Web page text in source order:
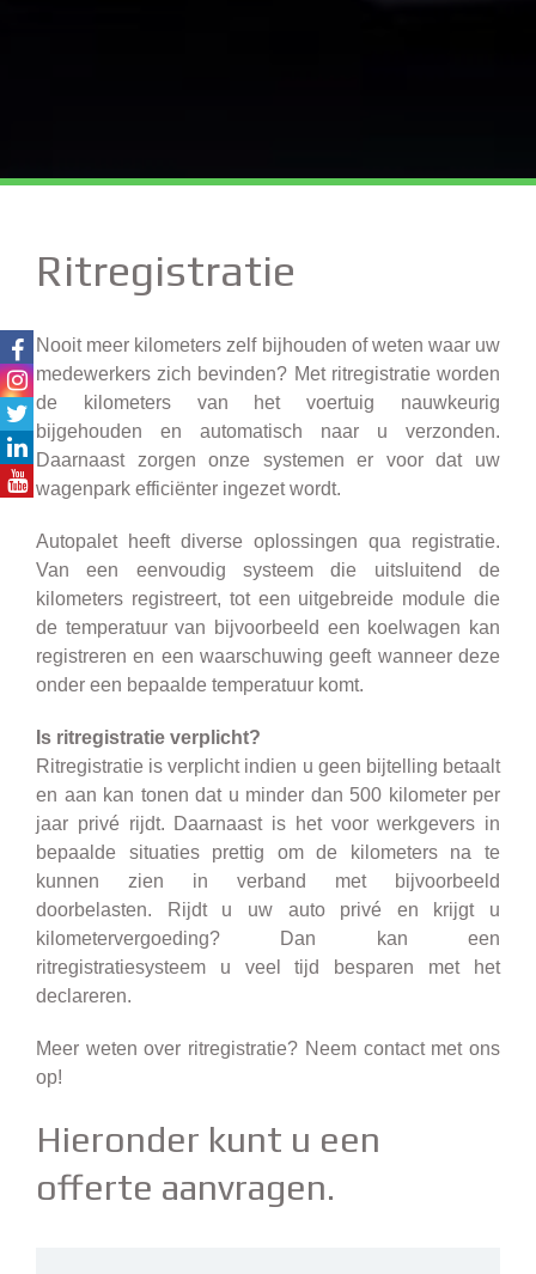
Ritregistratie
Nooit meer kilometers zelf bijhouden of weten waar uw
medewerkers zich bevinden? Met ritregistratie worden
de kilometers van het voertuig nauwkeurig
bijgehouden en automatisch naar u verzonden.
Daarnaast zorgen onze systemen er voor dat uw
wagenpark efficiënter ingezet wordt.
Autopalet heeft diverse oplossingen qua registratie.
Van een eenvoudig systeem die uitsluitend de
kilometers registreert, tot een uitgebreide module die
de temperatuur van bijvoorbeeld een koelwagen kan
registreren en een waarschuwing geeft wanneer deze
onder een bepaalde temperatuur komt.
Is ritregistratie verplicht?
Ritregistratie is verplicht indien u geen bijtelling betaalt
en aan kan tonen dat u minder dan 500 kilometer per
jaar privé rijdt. Daarnaast is het voor werkgevers in
bepaalde situaties prettig om de kilometers na te
kunnen zien in verband met bijvoorbeeld
doorbelasten. Rijdt u uw auto privé en krijgt u
kilometervergoeding? Dan kan een
ritregistratiesysteem u veel tijd besparen met het
declareren.
Meer weten over ritregistratie? Neem contact met ons
op!
Hieronder kunt u een
offerte aanvragen.